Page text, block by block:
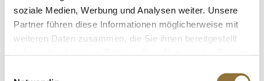
soziale Medien, Werbung und Analysen weiter. Unsere
Partner führen diese Informationen möglicherweise mit
weiteren Daten zusammen, die Sie ihnen bereitgestellt
/ Liter
St.